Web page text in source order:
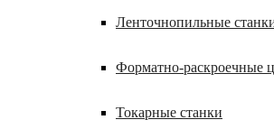
Ленточнопильные
Форматно-раскроечные
Токарные станки